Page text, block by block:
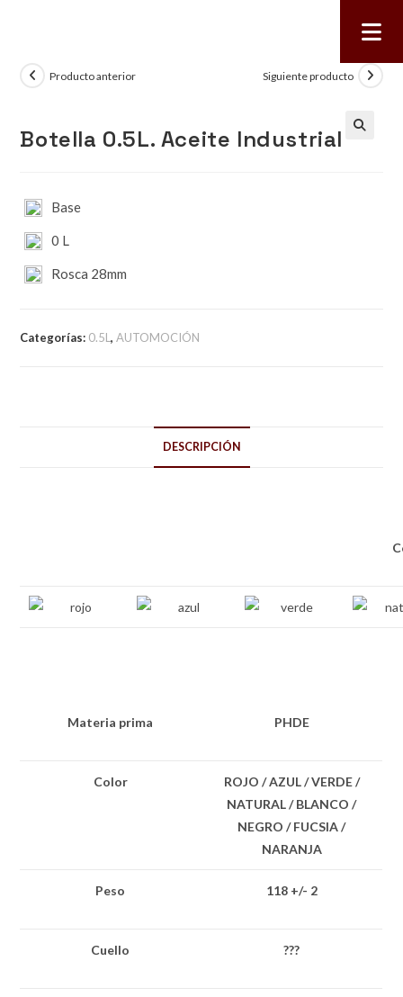
Producto anterior Siguiente producto
Botella 0.5L. Aceite Industrial
Base
0 L
Rosca 28mm
Categorías: 0.5L,AUTOMOCIÓN
DESCRIPCIÓN
Materia prima PHDE
Color
ROJO / AZUL / VERDE /
NATURAL / BLANCO /
NEGRO / FUCSIA /
NARANJA
Peso 118 +/- 2
Cuello ???